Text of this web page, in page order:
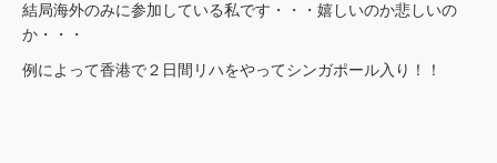
結局海外のみに参加している私です・・・嬉しいのか悲しいの
か・・・
例によって香港で２日間リハをやってシンガポール入り！！